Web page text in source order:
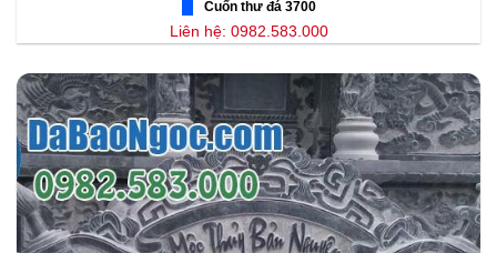
Cuốn thư đá 3700
Liên hệ: 0982.583.000